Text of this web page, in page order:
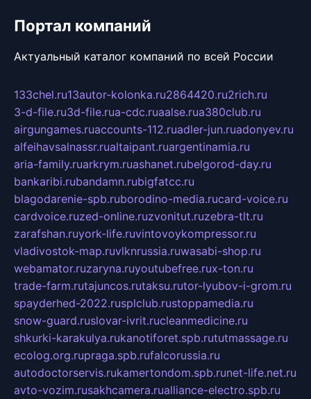
Портал компаний
Актуальный каталог компаний по всей России
133chel.ru13autor-kolonka.ru2864420.ru2rich.ru
3-d-file.ru3d-file.rua-cdc.ruaalse.rua380club.ru
airgungames.ruaccounts-112.ruadler-jun.ruadonyev.ru
alfeihavsalnassr.rualtaipant.ruargentinamia.ru
aria-family.ruarkrym.ruashanet.rubelgorod-day.ru
bankaribi.rubandamn.rubigfatcc.ru
blagodarenie-spb.ruborodino-media.rucard-voice.ru
cardvoice.ruzed-online.ruzvonitut.ruzebra-tlt.ru
zarafshan.ruyork-life.ruvintovoykompressor.ru
vladivostok-map.ruvlknrussia.ruwasabi-shop.ru
webamator.ruzaryna.ruyoutubefree.rux-ton.ru
trade-farm.rutajuncos.rutaksu.rutor-lyubov-i-grom.ru
spayderhed-2022.rusplclub.rustoppamedia.ru
snow-guard.ruslovar-ivrit.rucleanmedicine.ru
shkurki-karakulya.rukanotiforet.spb.rututmassage.ru
ecolog.org.rupraga.spb.rufalcorussia.ru
autodoctorservis.rukamertondom.spb.runet-life.net.ru
avto-vozim.rusakhcamera.rualliance-electro.spb.ru